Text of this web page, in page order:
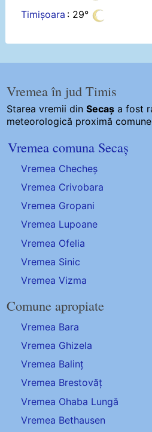
Timișoara : 29°
Vremea în jud Timis
Starea vremii dinSecaș a fost
meteorologică proximă
Vremea comuna Secaș
Vremea Checheș
Vremea Crivobara
Vremea Gropani
Vremea Lupoane
Vremea Ofelia
Vremea Sinic
Vremea Vizma
Comune apropiate
Vremea Bara
Vremea Ghizela
Vremea Balinț
Vremea Brestovăț
Vremea Ohaba Lungă
Vremea Bethausen